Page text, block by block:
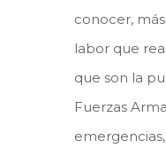
conocer,
labor que
que son la
Fuerzas